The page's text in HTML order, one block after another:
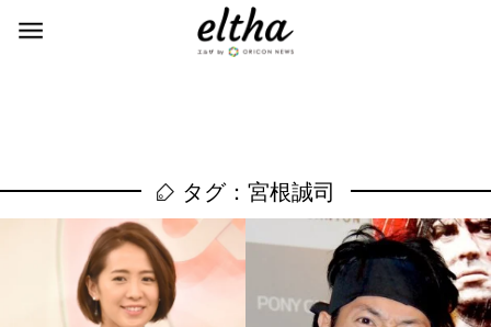
タグ：宮根誠司